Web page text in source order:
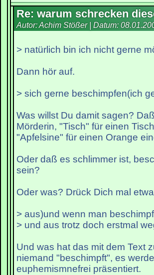
Re: warum schrecken
Autor: Achim Stößer | Datum:
> natürlich bin ich nicht gerne
Dann hör auf.
> sich gerne beschimpfen(ich
Was willst Du damit sagen?
Mörderin, "Tisch" für einen
"Apfelsine" für einen Orange
Oder daß es schlimmer ist,
sein?
Oder was? Drück Dich mal
> aus)und wenn man
> und aus trotz doch erstmal
Und was hat das mit dem Text
niemand "beschimpft", es
euphemismnefrei präsentiert.